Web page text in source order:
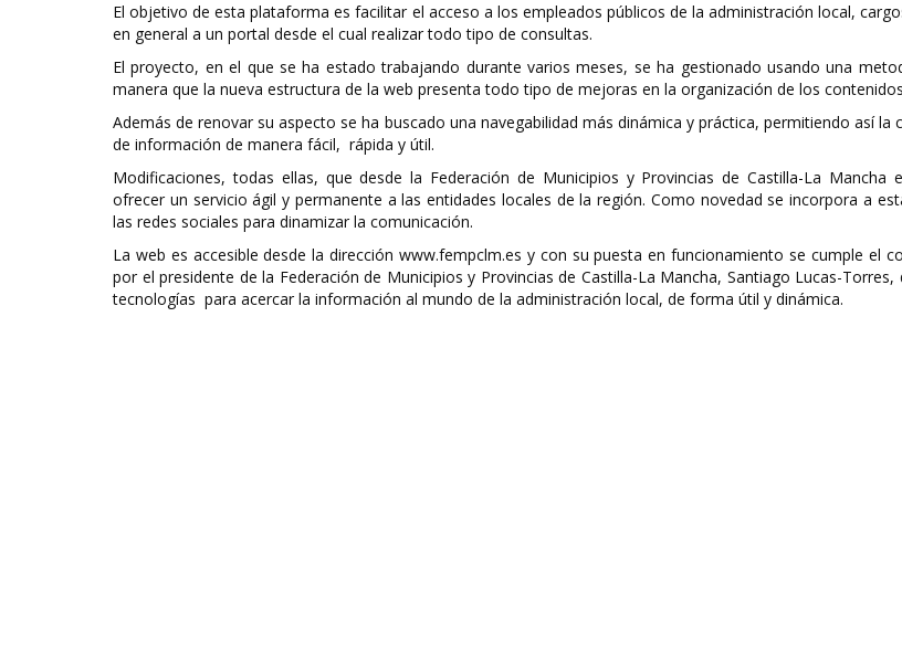
El objetivo de esta plataforma es facilitar el acceso a los empleados públicos de la administración local,
en general a un portal desde el cual realizar todo tipo de consultas.
El proyecto, en el que se ha estado trabajando durante varios meses, se ha gestionado usando una
manera que la nueva estructura de la web presenta todo tipo de mejoras en la organización de los
Además de renovar su aspecto se ha buscado una navegabilidad más dinámica y práctica, permitiendo así
de información de manera fácil, rápida y útil.
Modificaciones, todas ellas, que desde la Federación de Municipios y Provincias de Castilla-La Mancha
ofrecer un servicio ágil y permanente a las entidades locales de la región. Como novedad se incorpora a
las redes sociales para dinamizar la comunicación.
La web es accesible desde la dirección www.fempclm.es y con su puesta en funcionamiento se cumple el
por el presidente de la Federación de Municipios y Provincias de Castilla-La Mancha, Santiago Lucas-Torres,
tecnologías para acercar la información al mundo de la administración local, de forma útil y dinámica.